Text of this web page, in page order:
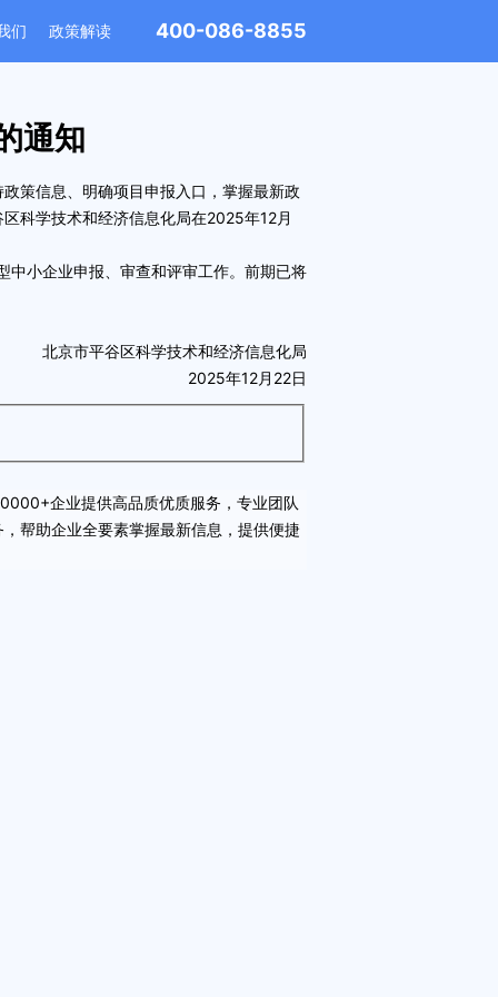
400-086-8855
们 政策解读
通知
策信息、明确项目申报入口，掌握最新政
科学技术和经济信息化局在2025年12月
中小企业申报、审查和评审工作。前期已将
北京市平谷区科学技术和经济信息化局
2025年12月22日
企业提供高品质优质服务，专业团队
帮助企业全要素掌握最新信息，提供便捷